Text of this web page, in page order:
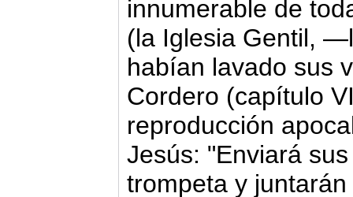
innumerable de
(la Iglesia Gentil,
habían lavado sus
Cordero (capítulo
reproducción
Jesús: "Enviará
trompeta y